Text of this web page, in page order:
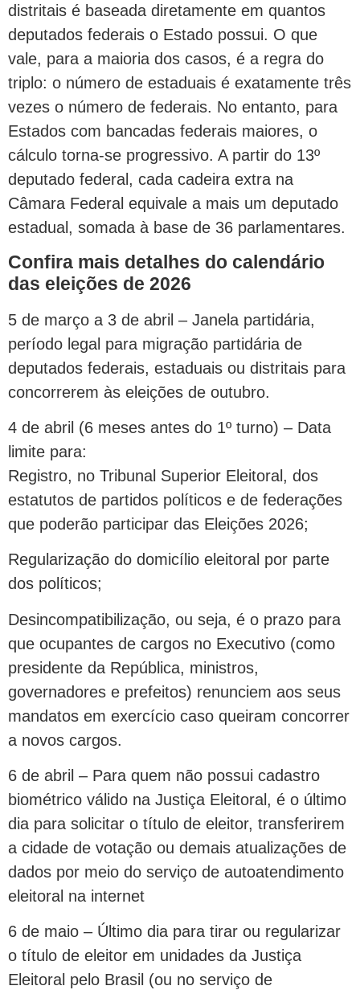
distritais é baseada diretamente em quantos
deputados federais o Estado possui. O que
vale, para a maioria dos casos, é a regra do
triplo: o número de estaduais é exatamente três
vezes o número de federais. No entanto, para
Estados com bancadas federais maiores, o
cálculo torna-se progressivo. A partir do 13º
deputado federal, cada cadeira extra na
Câmara Federal equivale a mais um deputado
estadual, somada à base de 36 parlamentares.
Confira mais detalhes do calendário
das eleições de 2026
5 de março a 3 de abril – Janela partidária,
período legal para migração partidária de
deputados federais, estaduais ou distritais para
concorrerem às eleições de outubro.
4 de abril (6 meses antes do 1º turno) – Data
limite para:
Registro, no Tribunal Superior Eleitoral, dos
estatutos de partidos políticos e de federações
que poderão participar das Eleições 2026;
Regularização do domicílio eleitoral por parte
dos políticos;
Desincompatibilização, ou seja, é o prazo para
que ocupantes de cargos no Executivo (como
presidente da República, ministros,
governadores e prefeitos) renunciem aos seus
mandatos em exercício caso queiram concorrer
a novos cargos.
6 de abril – Para quem não possui cadastro
biométrico válido na Justiça Eleitoral, é o último
dia para solicitar o título de eleitor, transferirem
a cidade de votação ou demais atualizações de
dados por meio do serviço de autoatendimento
eleitoral na internet
6 de maio – Último dia para tirar ou regularizar
o título de eleitor em unidades da Justiça
Eleitoral pelo Brasil (ou no serviço de